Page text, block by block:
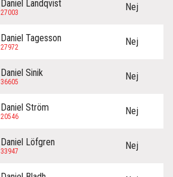
Daniel Landqvist
27003 Nej
Daniel Tagesson
27972 Nej
Daniel Sinik
36605 Nej
Daniel Ström
20546 Nej
Daniel Löfgren
33947 Nej